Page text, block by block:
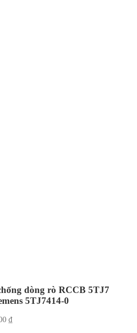
dòng rò RCCB 5TJ7
5TJ7414-0
₫